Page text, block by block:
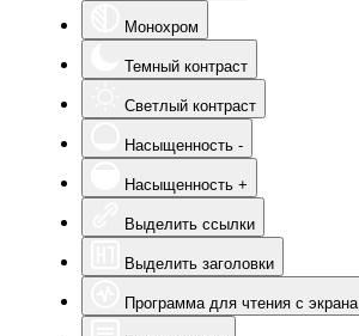
Монохром
Темный контраст
Светлый контраст
Насыщенность -
Насыщенность +
Выделить ссылки
Выделить заголовки
Программа для чтения с экрана